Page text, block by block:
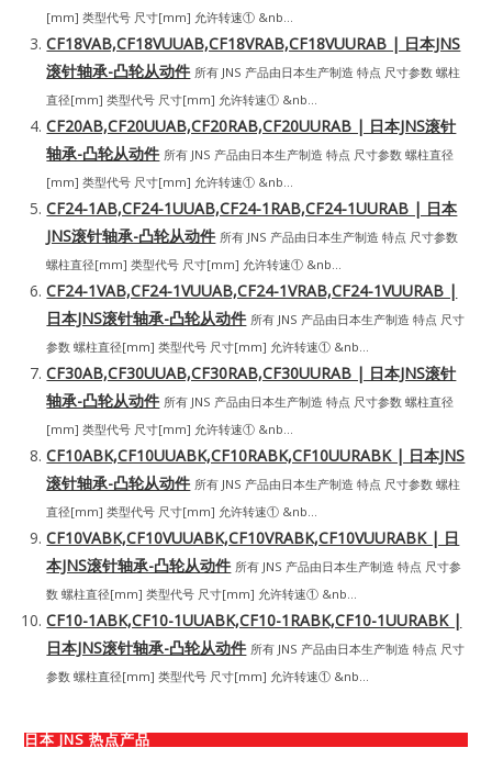
[mm] 类型代号 尺寸[mm] 允许转速① &nb...
CF18VAB,CF18VUUAB,CF18VRAB,CF18VUURAB | 日本JNS
滚针轴承-凸轮从动件 所有 JNS 产品由日本生产制造 特点 尺寸参数 螺柱
直径[mm] 类型代号 尺寸[mm] 允许转速① &nb...
CF20AB,CF20UUAB,CF20RAB,CF20UURAB | 日本JNS滚针
轴承-凸轮从动件 所有 JNS 产品由日本生产制造 特点 尺寸参数 螺柱直径
[mm] 类型代号 尺寸[mm] 允许转速① &nb...
CF24-1AB,CF24-1UUAB,CF24-1RAB,CF24-1UURAB | 日本
JNS滚针轴承-凸轮从动件 所有 JNS 产品由日本生产制造 特点 尺寸参数
螺柱直径[mm] 类型代号 尺寸[mm] 允许转速① &nb...
CF24-1VAB,CF24-1VUUAB,CF24-1VRAB,CF24-1VUURAB |
日本JNS滚针轴承-凸轮从动件 所有 JNS 产品由日本生产制造 特点 尺寸
参数 螺柱直径[mm] 类型代号 尺寸[mm] 允许转速① &nb...
CF30AB,CF30UUAB,CF30RAB,CF30UURAB | 日本JNS滚针
轴承-凸轮从动件 所有 JNS 产品由日本生产制造 特点 尺寸参数 螺柱直径
[mm] 类型代号 尺寸[mm] 允许转速① &nb...
CF10ABK,CF10UUABK,CF10RABK,CF10UURABK | 日本JNS
滚针轴承-凸轮从动件 所有 JNS 产品由日本生产制造 特点 尺寸参数 螺柱
直径[mm] 类型代号 尺寸[mm] 允许转速① &nb...
CF10VABK,CF10VUUABK,CF10VRABK,CF10VUURABK | 日
本JNS滚针轴承-凸轮从动件 所有 JNS 产品由日本生产制造 特点 尺寸参
数 螺柱直径[mm] 类型代号 尺寸[mm] 允许转速① &nb...
CF10-1ABK,CF10-1UUABK,CF10-1RABK,CF10-1UURABK |
日本JNS滚针轴承-凸轮从动件 所有 JNS 产品由日本生产制造 特点 尺寸
参数 螺柱直径[mm] 类型代号 尺寸[mm] 允许转速① &nb...
日本 JNS 热点产品